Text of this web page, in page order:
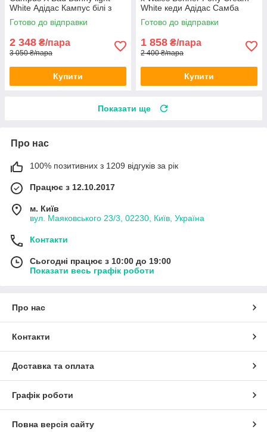
White Адідас Кампус білі з
чорним замшеві
Готово до відправки
2 348 ₴/пара
3 050 ₴/пара
Купити
White кеди Адідас Самба
бежеві текстильні
Готово до відправки
1 858 ₴/пара
2 400 ₴/пара
Купити
Показати ще
Про нас
100% позитивних з 1209 відгуків за рік
Працює з 12.10.2017
м. Київ
вул. Маяковського 23/3, 02230, Київ, Україна
Контакти
Сьогодні працює з 10:00 до 19:00
Показати весь графік роботи
Про нас
Контакти
Доставка та оплата
Графік роботи
Повна версія сайту